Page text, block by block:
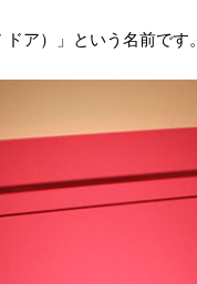
ア）」という名前です。